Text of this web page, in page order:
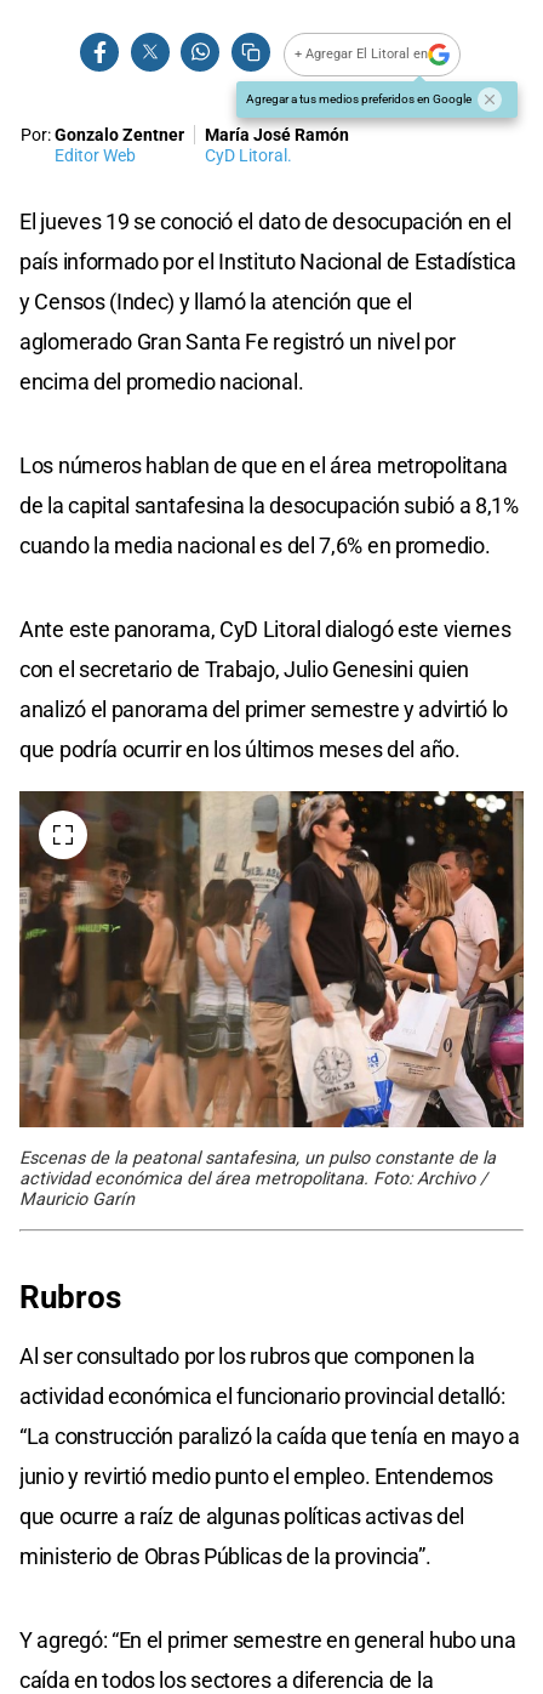
+ Agregar El Litoral en
Agregar a tus medios preferidos en Google
Por:Gonzalo Zentner
Editor Web
María José Ramón
CyD Litoral.
El jueves 19 se conoció el dato de desocupación en el
país informado por el Instituto Nacional de Estadística
y Censos (Indec) y llamó la atención que el
aglomerado Gran Santa Fe registró un nivel por
encima del promedio nacional.
Los números hablan de que en el área metropolitana
de la capital santafesina la desocupación subió a 8,1%
cuando la media nacional es del 7,6% en promedio.
Ante este panorama, CyD Litoral dialogó este viernes
con el secretario de Trabajo, Julio Genesini quien
analizó el panorama del primer semestre y advirtió lo
que podría ocurrir en los últimos meses del año.
Escenas de la peatonal santafesina, un pulso constante de la
actividad económica del área metropolitana. Foto: Archivo /
Mauricio Garín
Rubros
Al ser consultado por los rubros que componen la
actividad económica el funcionario provincial detalló:
“La construcción paralizó la caída que tenía en mayo a
junio y revirtió medio punto el empleo. Entendemos
que ocurre a raíz de algunas políticas activas del
ministerio de Obras Públicas de la provincia”.
Y agregó: “En el primer semestre en general hubo una
caída en todos los sectores a diferencia de la